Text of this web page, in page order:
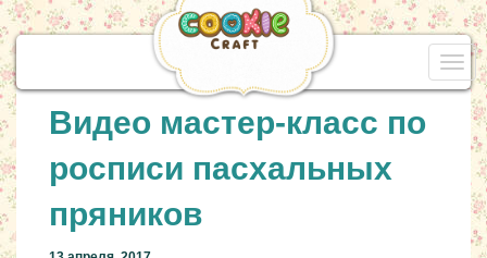
Видео мастер-класс по
росписи пасхальных
пряников